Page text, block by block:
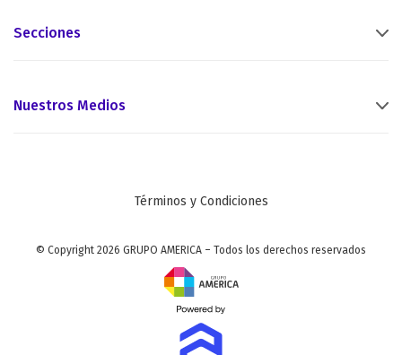
Secciones
Nuestros Medios
Términos y Condiciones
© Copyright 2026 GRUPO AMERICA – Todos los derechos reservados